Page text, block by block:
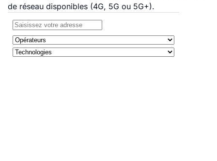
de réseau disponibles (4G, 5G ou 5G+).